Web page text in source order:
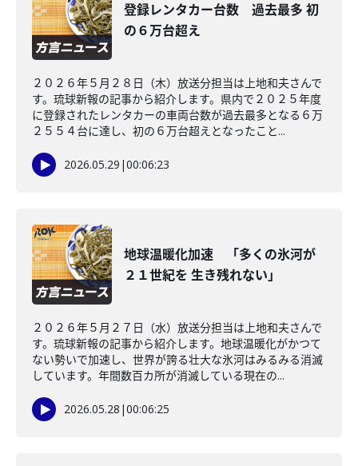
登録レンタカー台数 過去最多 初
の６万台超え
２０２６年５月２８日（木）放送分担当は上地和夫さんで
す。琉球新報の記事から紹介します。県内で２０２５年度
に登録されたレンタカーの車両台数が過去最多となる６万
２５５４台に達し、初の６万台超えとなったこと...
2026.05.29 |00:06:23
地球温暖化加速 「多くの氷河が
２１世紀を 生き残れない」
２０２６年５月２７日（水）放送分担当は上地和夫さんで
す。琉球新報の記事から紹介します。地球温暖化がかつて
ない勢いで加速し、世界が誇る壮大な氷河はみるみる消滅
しています。年間数百カ所が消滅している現在の...
2026.05.28 |00:06:25